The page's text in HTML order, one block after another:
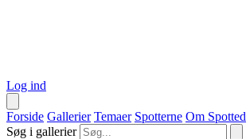
Log ind
Forside Gallerier Temaer Spotterne Om Spotted
Søg i gallerier